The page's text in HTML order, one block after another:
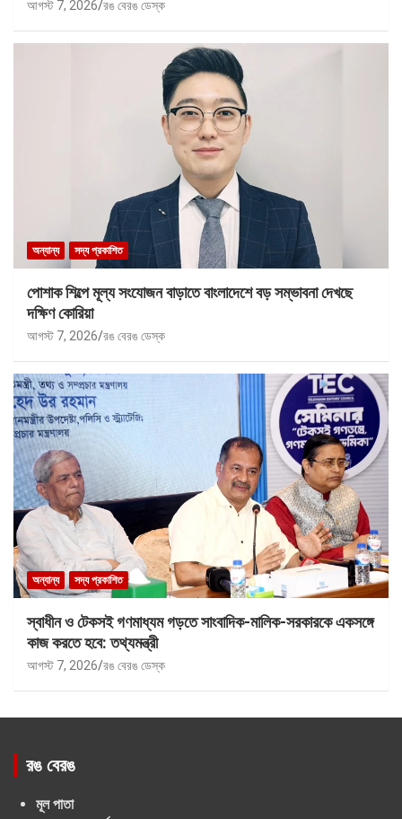
আগস্ট 7, 2026 রঙ বেরঙ ডেস্ক
অন্যান্য সদ্য প্রকাশিত
পোশাক শিল্পে মূল্য সংযোজন বাড়াতে বাংলাদেশে বড় সম্ভাবনা দেখছে
দক্ষিণ কোরিয়া
আগস্ট 7, 2026 রঙ বেরঙ ডেস্ক
অন্যান্য সদ্য প্রকাশিত
স্বাধীন ও টেকসই গণমাধ্যম গড়তে সাংবাদিক-মালিক-সরকারকে একসঙ্গে
কাজ করতে হবে: তথ্যমন্ত্রী
আগস্ট 7, 2026 রঙ বেরঙ ডেস্ক
রঙ বেরঙ
মূল পাতা